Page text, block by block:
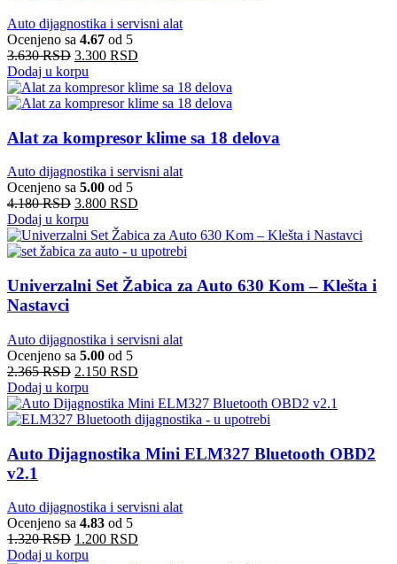
Auto dijagnostika i servisni alat
Ocenjeno sa 4.67 od 5
3.630RSD 3.300 RSD
Dodaj u korpu
Alat za kompresor klime sa 18 delova
Auto dijagnostika i servisni alat
Ocenjeno sa 5.00 od 5
4.180RSD 3.800 RSD
Dodaj u korpu
Univerzalni Set Žabica za Auto 630 Kom – Klešta i
Nastavci
Auto dijagnostika i servisni alat
Ocenjeno sa 5.00 od 5
2.365RSD 2.150 RSD
Dodaj u korpu
Auto Dijagnostika Mini ELM327 Bluetooth OBD2
v2.1
Auto dijagnostika i servisni alat
Ocenjeno sa 4.83 od 5
1.320RSD 1.200 RSD
Dodaj u korpu